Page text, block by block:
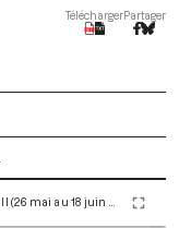
TéléchargerPartager